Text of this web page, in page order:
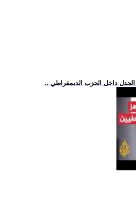
داخل الحزب الديمقراطي